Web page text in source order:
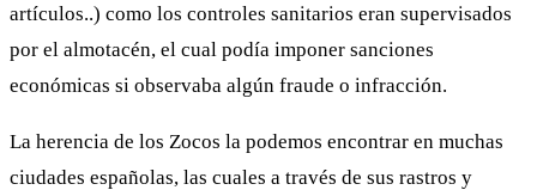
artículos..) como los controles sanitarios eran supervisados
por el almotacén, el cual podía imponer sanciones
económicas si observaba algún fraude o infracción.
La herencia de los Zocos la podemos encontrar en muchas
ciudades españolas, las cuales a través de sus rastros y